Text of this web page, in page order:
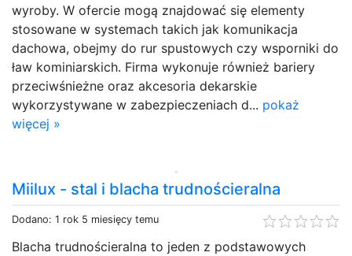
wyroby. W ofercie mogą znajdować się elementy
stosowane w systemach takich jak komunikacja
dachowa, obejmy do rur spustowych czy wsporniki do
ław kominiarskich. Firma wykonuje również bariery
przeciwśnieżne oraz akcesoria dekarskie
wykorzystywane w zabezpieczeniach d... pokaż
więcej »
Miilux - stal i blacha trudnościeralna
Dodano: 1 rok 5 miesięcy temu
Blacha trudnościeralna to jeden z podstawowych